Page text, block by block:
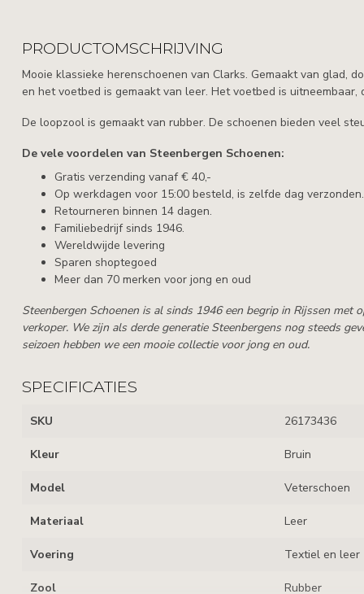
PRODUCTOMSCHRIJVING
Mooie klassieke herenschoenen van Clarks. Gemaakt van glad,
en het voetbed is gemaakt van leer. Het voetbed is
De loopzool is gemaakt van rubber. De schoenen bieden veel
De vele voordelen van Steenbergen Schoenen:
Gratis verzending vanaf € 40,-
Op werkdagen voor 15:00 besteld, is zelfde dag verzonden.
Retourneren binnen 14 dagen.
Familiebedrijf sinds 1946.
Wereldwijde levering
Sparen shoptegoed
Meer dan 70 merken voor jong en oud
Steenbergen Schoenen is al sinds 1946 een begrip in Rijssen met
verkoper. We zijn als derde generatie Steenbergens nog steeds
seizoen hebben we een mooie collectie voor jong en oud.
SPECIFICATIES
SKU 26173436
Kleur Bruin
Model Veterschoen
Materiaal Leer
Voering Textiel en leer
Zool Rubber